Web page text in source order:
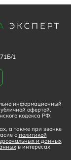
1
информационный
офертой,
кодекса РФ.
а также при звонке
с политикой
и данных
в интересах